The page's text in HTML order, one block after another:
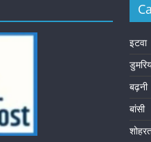
इटवा
बढ़नी
बांसी